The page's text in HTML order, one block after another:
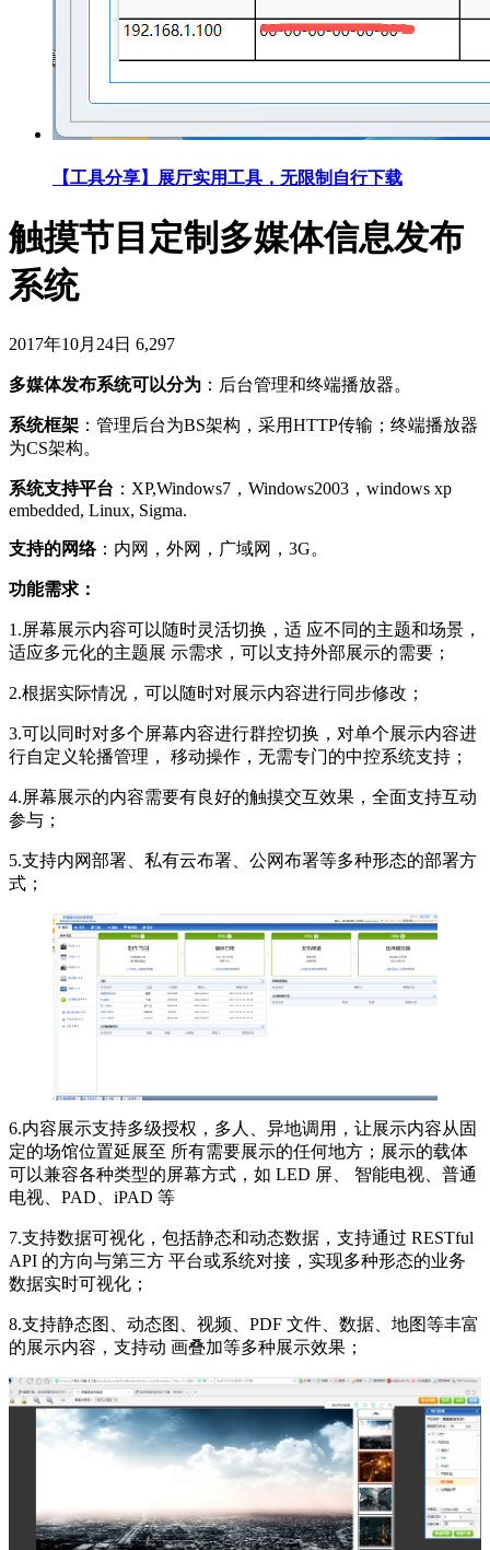
【工具分享】展厅实用工具，无限制自行下载
触摸节目定制多媒体信息发布
系统
2017年10月24日 6,297
多媒体发布系统可以分为 ：后台管理和终端播放器。
系统框架 ：管理后台为BS架构，采用HTTP传输；终端播放器
为CS架构。
系统支持平台 ：XP,Windows7，Windows2003，windows xp
embedded, Linux, Sigma.
支持的网络：内网，外网，广域网，3G。
功能需求：
1.屏幕展示内容可以随时灵活切换，适 应不同的主题和场景，
适应多元化的主题展 示需求，可以支持外部展示的需要；
2.根据实际情况，可以随时对展示内容进行同步修改；
3.可以同时对多个屏幕内容进行群控切换，对单个展示内容进
行自定义轮播管理， 移动操作，无需专门的中控系统支持；
4.屏幕展示的内容需要有良好的触摸交互效果，全面支持互动
参与；
5.支持内网部署、私有云布署、公网布署等多种形态的部署方
式；
6.内容展示支持多级授权，多人、异地调用，让展示内容从固
定的场馆位置延展至 所有需要展示的任何地方；展示的载体
可以兼容各种类型的屏幕方式，如 LED 屏、 智能电视、普通
电视、PAD、iPAD 等
7.支持数据可视化，包括静态和动态数据，支持通过 RESTful
API 的方向与第三方 平台或系统对接，实现多种形态的业务
数据实时可视化；
8.支持静态图、动态图、视频、PDF 文件、数据、地图等丰富
的展示内容，支持动 画叠加等多种展示效果；